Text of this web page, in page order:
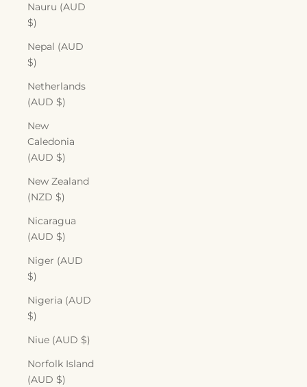
Nauru (AUD
$)
Nepal (AUD
$)
Netherlands
(AUD $)
New
Caledonia
(AUD $)
New Zealand
(NZD $)
Nicaragua
(AUD $)
Niger (AUD
$)
Nigeria (AUD
$)
Niue (AUD $)
Norfolk Island
(AUD $)